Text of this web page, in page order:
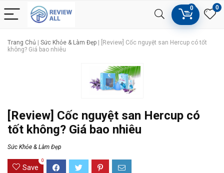
0 0
Trang Chủ Sức Khỏe & Làm Đẹp
[Review] Cốc nguyệt san Hercup có tốt
không? Giá bao nhiêu
[Review] Cốc nguyệt san Hercup có
tốt không? Giá bao nhiêu
Sức Khỏe & Làm Đẹp
Save
0